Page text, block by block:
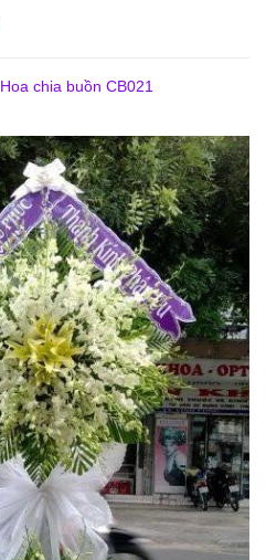
Hoa chia buồn CB021